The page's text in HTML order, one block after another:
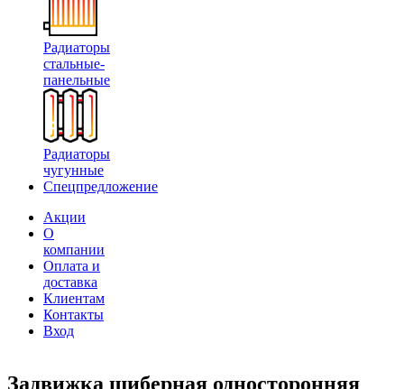
Радиаторы
стальные-
панельные
Радиаторы
чугунные
Спецпредложение
Акции
О
компании
Оплата и
доставка
Клиентам
Контакты
Вход
Задвижка шиберная односторонняя